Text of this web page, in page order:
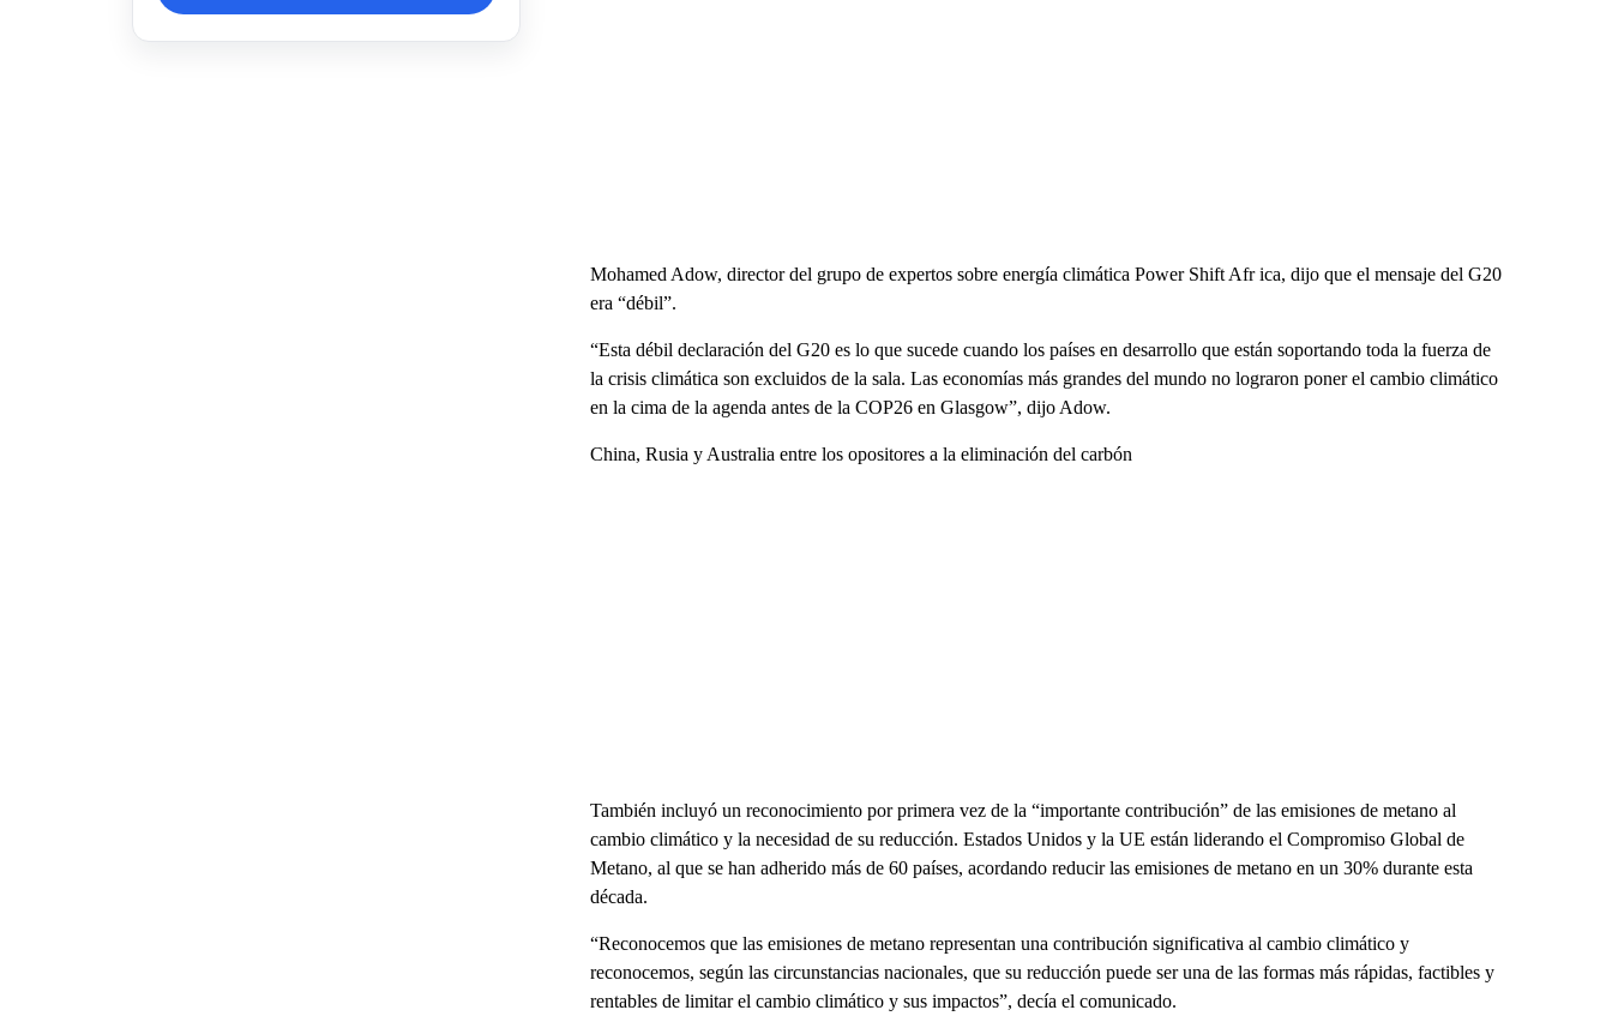
Mohamed Adow, director del grupo de expertos sobre energía climática Power Shift Afr ica, dijo que el mensaje del G20
era “débil”.
“Esta débil declaración del G20 es lo que sucede cuando los países en desarrollo que están soportando toda la fuerza de
la crisis climática son excluidos de la sala. Las economías más grandes del mundo no lograron poner el cambio climático
en la cima de la agenda antes de la COP26 en Glasgow”, dijo Adow.
China, Rusia y Australia entre los opositores a la eliminación del carbón
También incluyó un reconocimiento por primera vez de la “importante contribución” de las emisiones de metano al
cambio climático y la necesidad de su reducción. Estados Unidos y la UE están liderando el Compromiso Global de
Metano, al que se han adherido más de 60 países, acordando reducir las emisiones de metano en un 30% durante esta
década.
“Reconocemos que las emisiones de metano representan una contribución significativa al cambio climático y
reconocemos, según las circunstancias nacionales, que su reducción puede ser una de las formas más rápidas, factibles y
rentables de limitar el cambio climático y sus impactos”, decía el comunicado.